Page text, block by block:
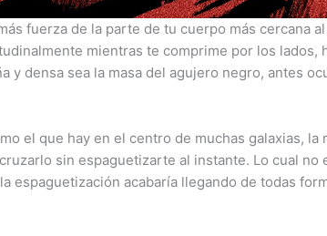
fuerza de la parte de tu cuerpo más cercana
mientras te comprime por los lados,
y densa sea la masa del agujero negro, antes
el que hay en el centro de muchas galaxias, la
sin espaguetizarte al instante. Lo cual no
acabaría llegando de todas